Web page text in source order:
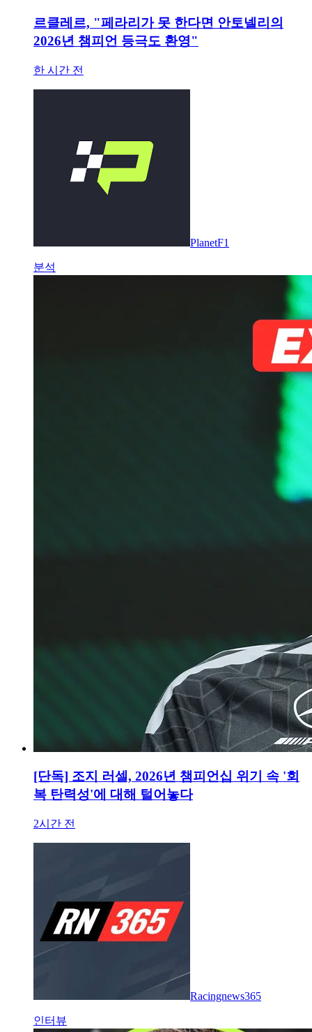
르클레르, "페라리가 못 한다면 안토넬리의
2026년 챔피언 등극도 환영"
한 시간 전
PlanetF1
분석
[단독] 조지 러셀, 2026년 챔피언십 위기 속 '회
복 탄력성'에 대해 털어놓다
2시간 전
Racingnews365
인터뷰